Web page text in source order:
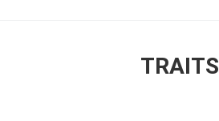
TRAITS